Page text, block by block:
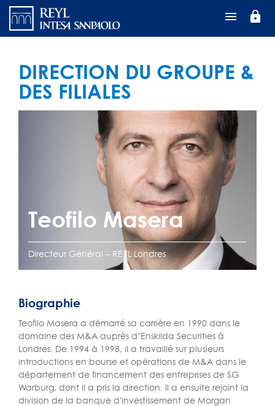
Aller
contenu
lock
DIRECTION DU GROUPE &
DES FILIALES
Teofilo Masera
Directeur Général – REYL Londres
Biographie
Teofilo Masera a démarré sa carrière en 1990 dans le
domaine des M&A auprès d’Enskilda Securities à
Londres. De 1994 à 1998, il a travaillé sur plusieurs
introductions en bourse et opérations de M&A dans le
département de financement des entreprises de SG
Warburg, dont il a pris la direction. Il a ensuite rejoint la
division de la banque d'investissement de Morgan